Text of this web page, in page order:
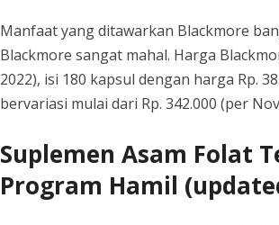
Manfaat yang ditawarkan Blackmore
Blackmore sangat mahal. Harga
2022), isi 180 kapsul dengan harga Rp.
bervariasi mulai dari Rp. 342.000 (per
Suplemen Asam Folat
Program Hamil